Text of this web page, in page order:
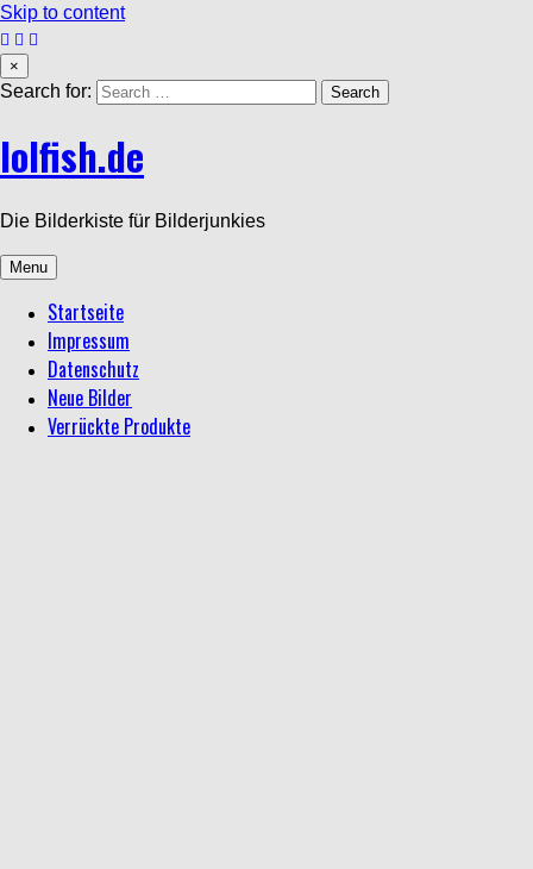
Skip to content
×
Search for:
lolfish.de
Die Bilderkiste für Bilderjunkies
Menu
Startseite
Impressum
Datenschutz
Neue Bilder
Verrückte Produkte